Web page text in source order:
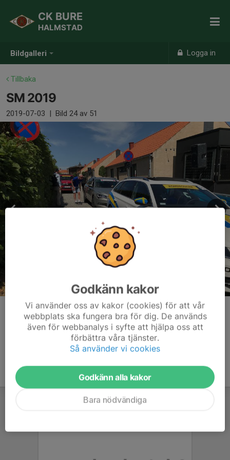
Bildgalleri Logga in
CK BURE
HALMSTAD
Tillbaka
SM 2019
2019-07-03 | Bild 24av 51
Kommentarer
Godkänn kakor
Vi använder oss av kakor (cookies) för att vår
webbplats ska fungera bra för dig. De används
även för webbanalys i syfte att hjälpa oss att
förbättra våra tjänster.
Så använder vi cookies
Godkänn alla kakor
Bara nödvändiga